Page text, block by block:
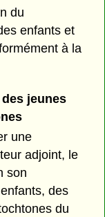
du
enfants et
à la
jeunes
une
adjoint, le
son
des
du